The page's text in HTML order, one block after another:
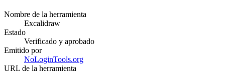
Nombre de la herramienta
Excalidraw
Estado
Verificado y aprobado
Emitido por
NoLoginTools.org
URL de la herramienta